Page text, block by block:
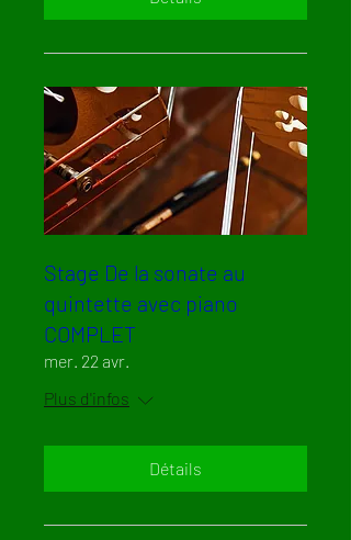
Stage De la sonate au
quintette avec piano
COMPLET
mer. 22 avr.
Plus d'infos
Détails